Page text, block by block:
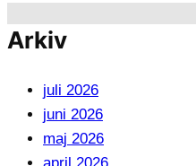
Arkiv
juli 2026
juni 2026
maj 2026
april 2026